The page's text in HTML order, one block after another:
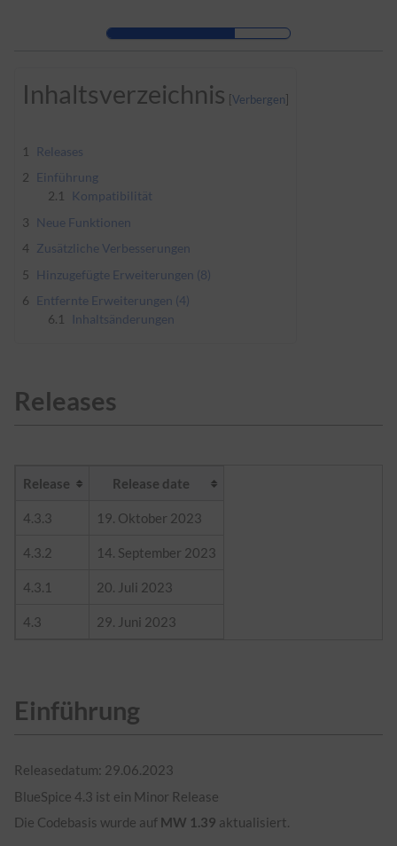
Zur Hauptnavigation
Inhaltsverzeichnis
1
Releases
2 Einführung
2.1
Kompatibilität
3 Neue Funktionen
4 Zusätzliche Verbesserungen
5 Hinzugefügte Erweiterungen (8)
6 Entfernte Erweiterungen (4)
6.1
Inhaltsänderungen
Releases
Release Release date
4.3.3 19. Oktober 2023
4.3.2 14. September 2023
4.3.1 20. Juli 2023
4.3 29. Juni 2023
Einführung
Releasedatum: 29.06.2023
BlueSpice 4.3 ist ein Minor Release
Die Codebasis wurde auf MW 1.39 aktualisiert.